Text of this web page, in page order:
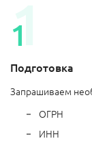
Подготовка
Запрашиваем
ОГРН
ИНН